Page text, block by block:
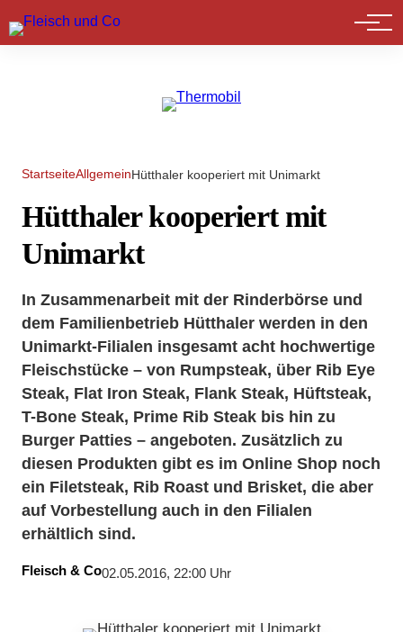
Marktführer
StartseiteAllgemeinHütthaler kooperiert mit Unimarkt
Hütthaler kooperiert mit
Unimarkt
In Zusammenarbeit mit der Rinderbörse und
dem Familienbetrieb Hütthaler werden in den
Unimarkt-Filialen insgesamt acht hochwertige
Fleischstücke – von Rumpsteak, über Rib Eye
Steak, Flat Iron Steak, Flank Steak, Hüftsteak,
T-Bone Steak, Prime Rib Steak bis hin zu
Burger Patties – angeboten. Zusätzlich zu
diesen Produkten gibt es im Online Shop noch
ein Filetsteak, Rib Roast und Brisket, die aber
auf Vorbestellung auch in den Filialen
erhältlich sind.
Fleisch & Co02.05.2016, 22:00 Uhr